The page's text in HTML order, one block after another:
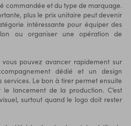
commandée et du type de marquage.
plus le prix unitaire peut devenir
intéressante pour équiper des
ou organiser une opération de
vous pouvez avancer rapidement sur
dédié et un design
Le bon à tirer permet ensuite
lancement de la production. C’est
surtout quand le logo doit rester